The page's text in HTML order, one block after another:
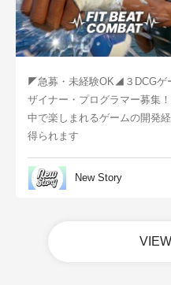
◤急募・未経験OK◢３DCGゲ
ザイナー・プログラマー募集
中で楽しまれるゲームの開発
得られます
New Story